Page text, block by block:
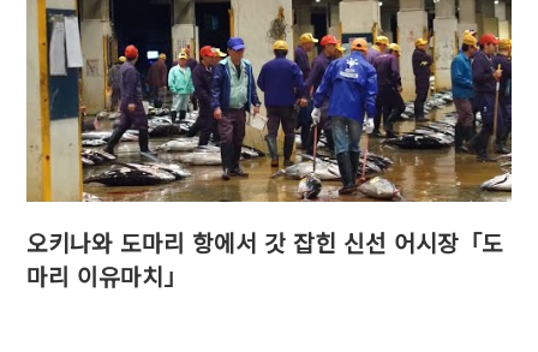
오키나와 도마리 항에서 갓 잡힌 신선 어시장「도
마리 이유마치」